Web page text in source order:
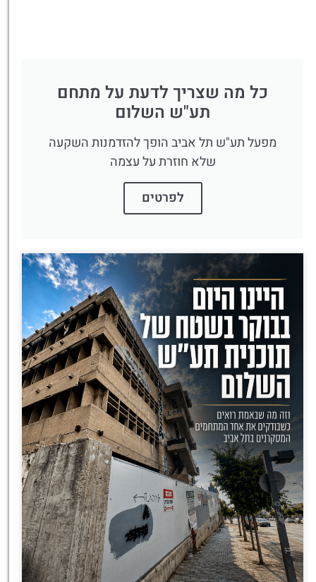
כל מה שצריך לדעת על מתחם
תע"ש השלום
מפעל תע"ש תל אביב הופך להזדמנות השקעה
שלא חוזרת על עצמה
לפרטים